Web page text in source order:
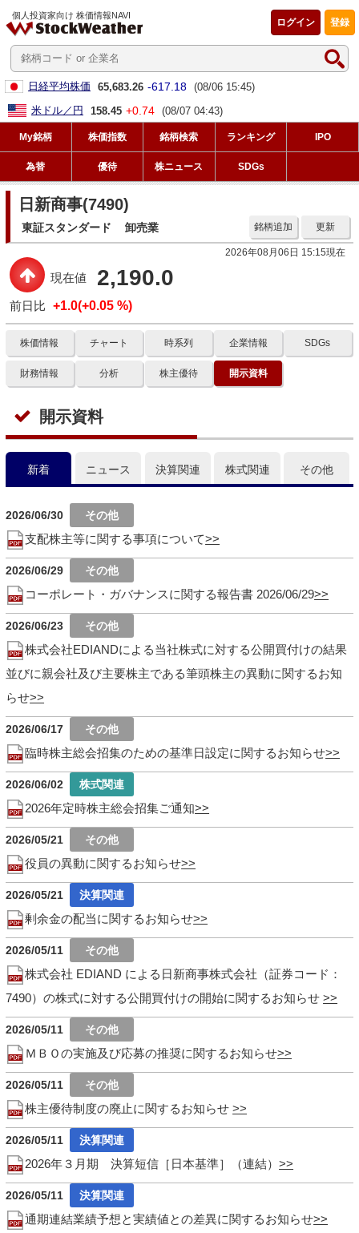
個人投資家向け 株価情報NAVI
登録
ログイン
日経平均株価 65,683.26 -617.18 (08/06 15:45)
米ドル／円
158.45 +0.74 (08/07 04:43)
My銘柄 株価指数 銘柄検索 ランキング IPO
為替 優待 株ニュース SDGs
日新商事(7490)
東証スタンダード 卸売業 更新
銘柄追加
2026年08月06日 15:15現在
現在値 2,190.0
前日比 +1.0(+0.05 %)
株価情報 チャート 時系列 企業情報 SDGs
財務情報 分析 株主優待 開示資料
開示資料
新着 ニュース 決算関連 株式関連 その他
2026/06/30
支配株主等に関する事項について
2026/06/29
コーポレート・ガバナンスに関する報告書 2026/06/29
2026/06/23
株式会社EDIANDによる当社株式に対する公開買付けの結果
並びに親会社及び主要株主である筆頭株主の異動に関するお知
らせ
2026/06/17
臨時株主総会招集のための基準日設定に関するお知らせ
2026/06/02
2026年定時株主総会招集ご通知
2026/05/21
役員の異動に関するお知らせ
2026/05/21
剰余金の配当に関するお知らせ
2026/05/11
株式会社 EDIAND による日新商事株式会社（証券コード：
7490）の株式に対する公開買付けの開始に関するお知らせ
2026/05/11
ＭＢＯの実施及び応募の推奨に関するお知らせ
2026/05/11
株主優待制度の廃止に関するお知らせ
2026/05/11
2026年３月期 決算短信［日本基準］（連結）
2026/05/11
通期連結業績予想と実績値との差異に関するお知らせ